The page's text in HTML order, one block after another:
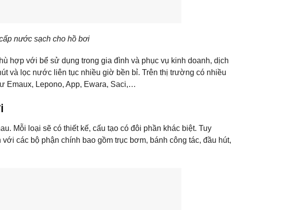
nước sạch cho hồ bơi
hợp với bể sử dụng trong gia đình và phục vụ kinh doanh, dịch
và lọc nước liên tục nhiều giờ bền bỉ. Trên thị trường có nhiều
Emaux, Lepono, App, Ewara, Saci,…
Mỗi loại sẽ có thiết kế, cấu tạo có đôi phần khác biệt. Tuy
các bộ phận chính bao gồm trục bơm, bánh công tác, đầu hút,